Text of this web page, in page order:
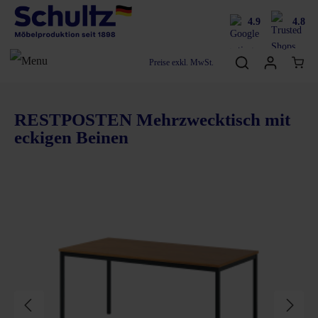
4.9 4.8
Preise exkl. MwSt.
RESTPOSTEN Mehrzwecktisch mit
eckigen Beinen